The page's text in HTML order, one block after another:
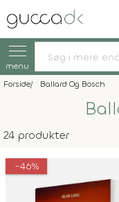
menu
Forside Ballard Og Bosch
24 produkter
-46%